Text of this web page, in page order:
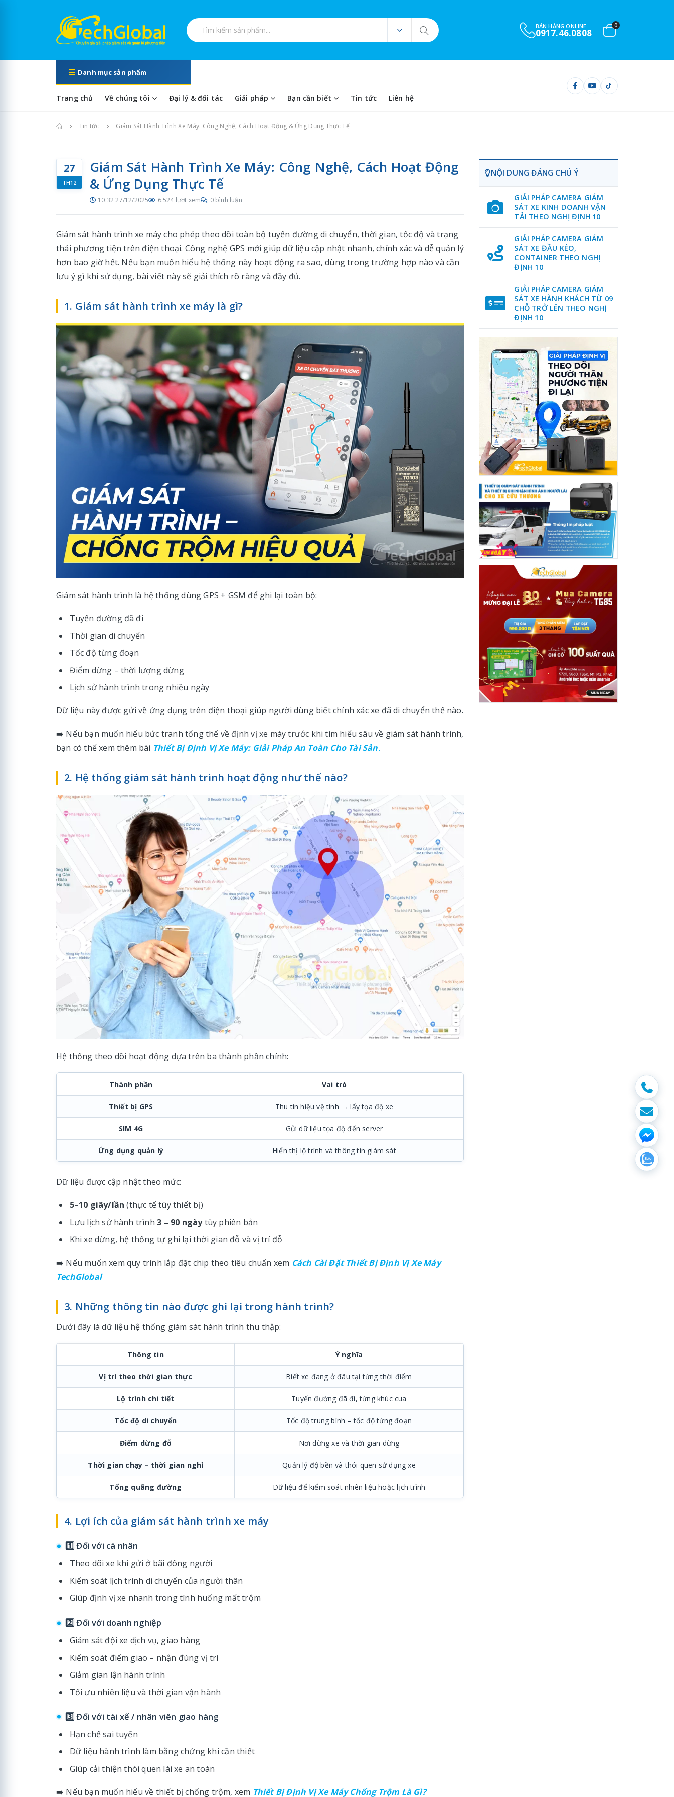
Tìm kiếm sản phẩm
BÁN HÀNG ONLINE
0917.46.0808
0
Danh mục sản phẩm
Trang chủ Về chúng tôi Đại lý & đối tác Giải pháp Bạn cần biết Tin tức Liên hệ
Trang chủ
Tin tức Giám Sát Hành Trình Xe Máy: Công Nghệ, Cách Hoạt Động & Ứng Dụng Thực Tế
27
TH12
Giám Sát Hành Trình Xe Máy: Công Nghệ, Cách Hoạt Động
& Ứng Dụng Thực Tế
10:32 27/12/2025 6.524 lượt xem 0 bình luận
Giám sát hành trình xe máy cho phép theo dõi toàn bộ tuyến đường di chuyển, thời gian, tốc độ và trạng
thái phương tiện trên điện thoại. Công nghệ GPS mới giúp dữ liệu cập nhật nhanh, chính xác và dễ quản lý
hơn bao giờ hết. Nếu bạn muốn hiểu hệ thống này hoạt động ra sao, dùng trong trường hợp nào và cần
lưu ý gì khi sử dụng, bài viết này sẽ giải thích rõ ràng và đầy đủ.
1. Giám sát hành trình xe máy là gì?
Giám sát hành trình là hệ thống dùng GPS + GSM để ghi lại toàn bộ:
Tuyến đường đã đi
Thời gian di chuyển
Tốc độ từng đoạn
Điểm dừng – thời lượng dừng
Lịch sử hành trình trong nhiều ngày
Dữ liệu này được gửi về ứng dụng trên điện thoại giúp người dùng biết chính xác xe đã di chuyển thế nào.
➡️ Nếu bạn muốn hiểu bức tranh tổng thể về định vị xe máy trước khi tìm hiểu sâu về giám sát hành trình,
bạn có thể xem thêm bài Thiết Bị Định Vị Xe Máy: Giải Pháp An Toàn Cho Tài Sản.
2. Hệ thống giám sát hành trình hoạt động như thế nào?
Hệ thống theo dõi hoạt động dựa trên ba thành phần chính:
Thành phần Vai trò
Thiết bị GPS Thu tín hiệu vệ tinh → lấy tọa độ xe
SIM 4G Gửi dữ liệu tọa độ đến server
Ứng dụng quản lý Hiển thị lộ trình và thông tin giám sát
Dữ liệu được cập nhật theo mức:
5–10 giây/lần (thực tế tùy thiết bị)
Lưu lịch sử hành trình3 – 90 ngàytùy phiên bản
Khi xe dừng, hệ thống tự ghi lại thời gian đỗ và vị trí đỗ
➡️ Nếu muốn xem quy trình lắp đặt chip theo tiêu chuẩn xem Cách Cài Đặt Thiết Bị Định Vị Xe Máy
TechGlobal
3. Những thông tin nào được ghi lại trong hành trình?
Dưới đây là dữ liệu hệ thống giám sát hành trình thu thập:
Thông tin Ý nghĩa
Vị trí theo thời gian thực Biết xe đang ở đâu tại từng thời điểm
Lộ trình chi tiết Tuyến đường đã đi, từng khúc cua
Tốc độ di chuyển Tốc độ trung bình – tốc độ từng đoạn
Điểm dừng đỗ Nơi dừng xe và thời gian dừng
Thời gian chạy – thời gian nghỉ Quản lý độ bền và thói quen sử dụng xe
Tổng quãng đường Dữ liệu để kiểm soát nhiên liệu hoặc lịch trình
4. Lợi ích của giám sát hành trình xe máy
1️⃣ Đối với cá nhân
Theo dõi xe khi gửi ở bãi đông người
Kiểm soát lịch trình di chuyển của người thân
Giúp định vị xe nhanh trong tình huống mất trộm
2️⃣ Đối với doanh nghiệp
Giám sát đội xe dịch vụ, giao hàng
Kiểm soát điểm giao – nhận đúng vị trí
Giảm gian lận hành trình
Tối ưu nhiên liệu và thời gian vận hành
3️⃣ Đối với tài xế / nhân viên giao hàng
Hạn chế sai tuyến
Dữ liệu hành trình làm bằng chứng khi cần thiết
Giúp cải thiện thói quen lái xe an toàn
➡️ Nếu bạn muốn hiểu về thiết bị chống trộm, xem Thiết Bị Định Vị Xe Máy Chống Trộm Là Gì?
NỘI DUNG ĐÁNG CHÚ Ý
GIẢI PHÁP CAMERA GIÁM
SÁT XE KINH DOANH VẬN
TẢI THEO NGHỊ ĐỊNH 10
GIẢI PHÁP CAMERA GIÁM
SÁT XE ĐẦU KÉO,
CONTAINER THEO NGHỊ
ĐỊNH 10
GIẢI PHÁP CAMERA GIÁM
SÁT XE HÀNH KHÁCH TỪ 09
CHỖ TRỞ LÊN THEO NGHỊ
ĐỊNH 10